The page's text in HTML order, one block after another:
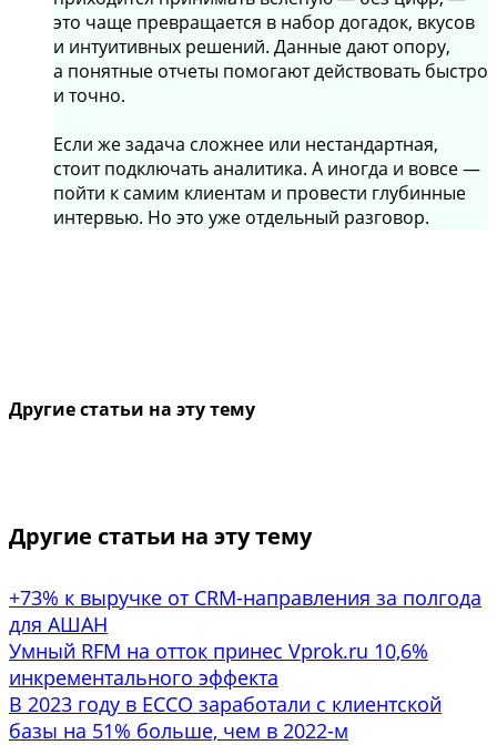
это чаще превращается в набор догадок, вкусов
и интуитивных решений. Данные дают опору,
а понятные отчеты помогают действовать быстро
и точно.
Если же задача сложнее или нестандартная,
стоит подключать аналитика. А иногда и вовсе —
пойти к самим клиентам и провести глубинные
интервью. Но это уже отдельный разговор.
Другие статьи на эту тему
Другие статьи на эту тему
+73% к выручке от CRM-направления за полгода
для АШАН
Умный RFM на отток принес Vprok.ru 10,6%
инкрементального эффекта
В 2023 году в ECCO заработали с клиентской
базы на 51% больше, чем в 2022-м